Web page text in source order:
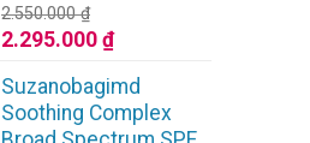
2.950.000 ₫.
2.655.000 ₫.
2.550.000₫
Giá
là:
2.550.000 ₫.
2.295.000 ₫Giá
tại
là:
Suzanobagimd
Soothing Complex